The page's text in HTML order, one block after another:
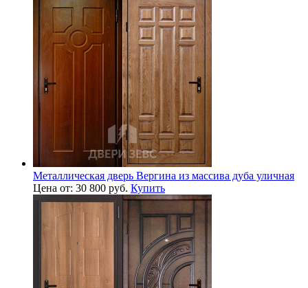
Металлическая дверь Вергина из массива дуба уличная
Цена от: 30 800 руб. Купить